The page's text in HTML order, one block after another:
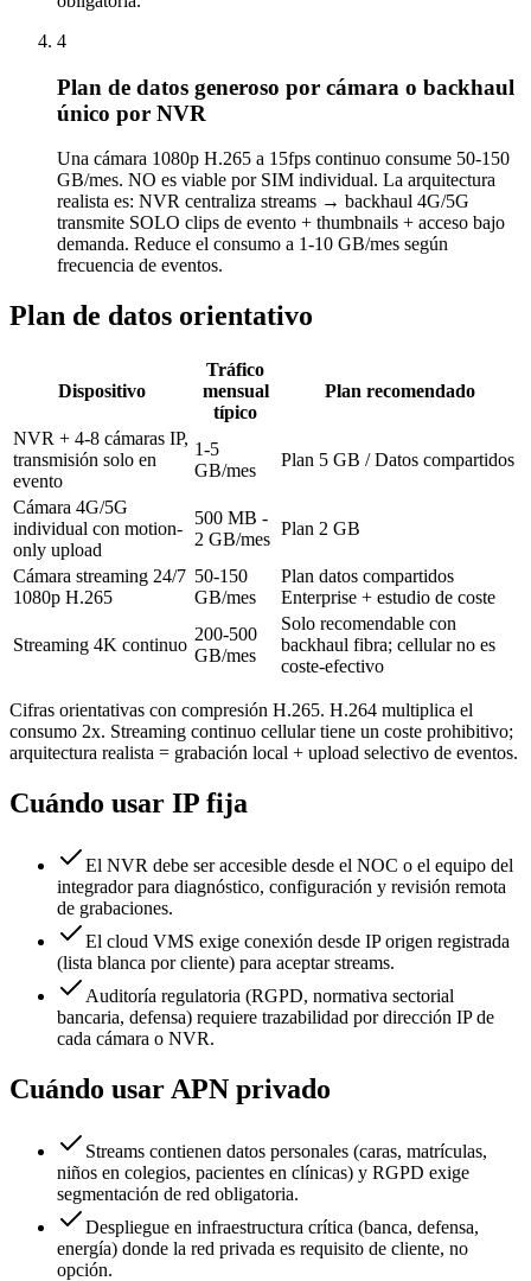
4
Plan de datos generoso por cámara o backhaul
único por NVR
Una cámara 1080p H.265 a 15fps continuo consume 50-150
GB/mes. NO es viable por SIM individual. La arquitectura
realista es: NVR centraliza streams → backhaul 4G/5G
transmite SOLO clips de evento + thumbnails + acceso bajo
demanda. Reduce el consumo a 1-10 GB/mes según
frecuencia de eventos.
Plan de datos orientativo
Dispositivo
Tráfico
mensual
típico
Plan recomendado
NVR + 4-8 cámaras IP,
transmisión solo en
evento
1-5
GB/mes
Plan 5 GB / Datos compartidos
Cámara 4G/5G
individual con motion-
only upload
500 MB -
2 GB/mes
Plan 2 GB
Cámara streaming 24/7
1080p H.265
50-150
GB/mes
Plan datos compartidos
Enterprise + estudio de coste
Streaming 4K continuo
200-500
GB/mes
Solo recomendable con
backhaul fibra; cellular no es
coste-efectivo
Cifras orientativas con compresión H.265. H.264 multiplica el
consumo 2x. Streaming continuo cellular tiene un coste prohibitivo;
arquitectura realista = grabación local + upload selectivo de eventos.
Cuándo usar IP fija
El NVR debe ser accesible desde el NOC o el equipo del
integrador para diagnóstico, configuración y revisión remota
de grabaciones.
El cloud VMS exige conexión desde IP origen registrada
(lista blanca por cliente) para aceptar streams.
Auditoría regulatoria (RGPD, normativa sectorial
bancaria, defensa) requiere trazabilidad por dirección IP de
cada cámara o NVR.
Cuándo usar APN privado
Streams contienen datos personales (caras, matrículas,
niños en colegios, pacientes en clínicas) y RGPD exige
segmentación de red obligatoria.
Despliegue en infraestructura crítica (banca, defensa,
energía) donde la red privada es requisito de cliente, no
opción.